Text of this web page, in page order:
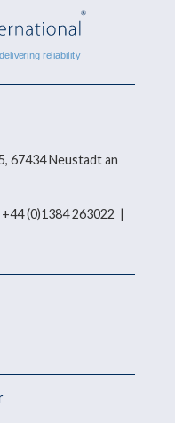
67434 Neustadt an
(0)1384 263022 |